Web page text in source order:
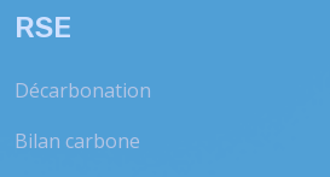
RSE
Décarbonation
Bilan carbone